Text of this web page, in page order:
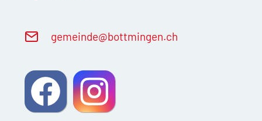
g m nd b ttm ng n ch